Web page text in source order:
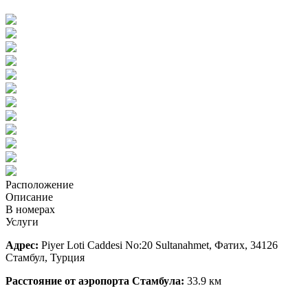
Расположение
Описание
В номерах
Услуги
Адрес: Piyer Loti Caddesi No:20 Sultanahmet, Фатих, 34126
Стамбул, Турция
Расстояние от аэропорта Стамбула: 33.9 км